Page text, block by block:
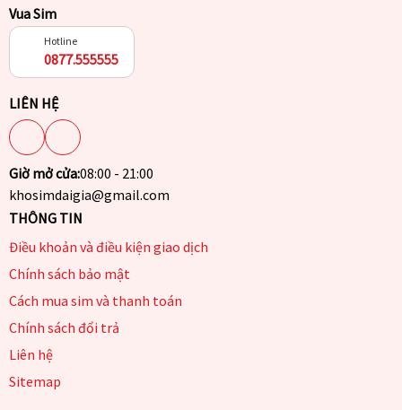
Vua Sim
Hotline
0877.555555
LIÊN HỆ
Giờ mở cửa:08:00 - 21:00
khosimdaigia@gmail.com
THÔNG TIN
Điều khoản và điều kiện giao dịch
Chính sách bảo mật
Cách mua sim và thanh toán
Chính sách đổi trả
Liên hệ
Sitemap